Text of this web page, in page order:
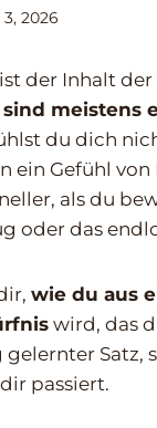
2026
ist der Inhalt der
meistens
du dich
ein Gefühl
als du
oder das
wie du aus
wird, das
Satz,
passiert.